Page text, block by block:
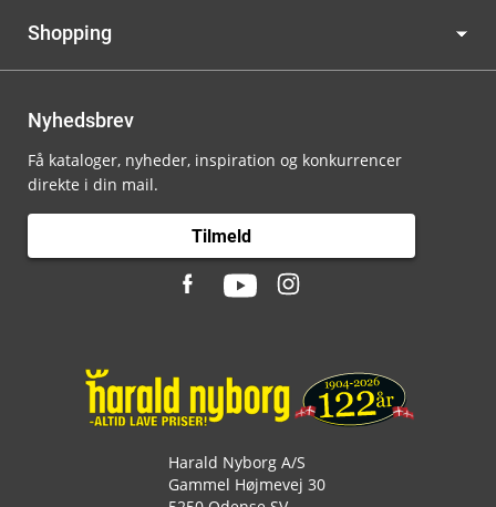
Shopping
Nyhedsbrev
Få kataloger, nyheder, inspiration og konkurrencer
direkte i din mail.
Tilmeld
Harald Nyborg A/S
Gammel Højmevej 30